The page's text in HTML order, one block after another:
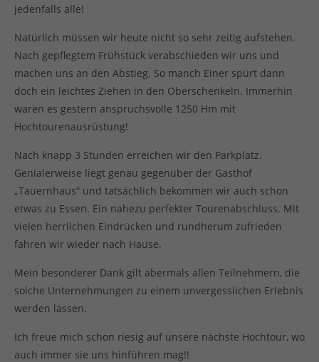
jedenfalls alle!
Natürlich müssen wir heute nicht so sehr zeitig aufstehen.
Nach gepflegtem Frühstück verabschieden wir uns und
machen uns an den Abstieg. So manch Einer spürt dann
doch ein leichtes Ziehen in den Oberschenkeln. Immerhin
waren es gestern anspruchsvolle 1250 Hm mit
Hochtourenausrüstung!
Nach knapp 3 Stunden erreichen wir den Parkplatz.
Genialerweise liegt genau gegenüber der Gasthof
„Tauernhaus“ und tatsächlich bekommen wir auch schon
etwas zu Essen. Ein nahezu perfekter Tourenabschluss. Mit
vielen herrlichen Eindrücken und rundherum zufrieden
fahren wir wieder nach Hause.
Mein besonderer Dank gilt abermals allen Teilnehmern, die
solche Unternehmungen zu einem unvergesslichen Erlebnis
werden lassen.
Ich freue mich schon riesig auf unsere nächste Hochtour, wo
auch immer sie uns hinführen mag!!